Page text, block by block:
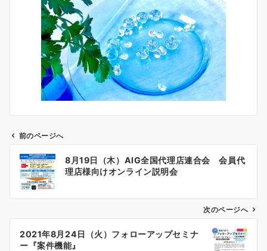
前のページへ
8月19日（木）AIG全国代理店連合会 会員代
理店様向けオンライン説明会
次のページへ
2021年8月24日（火）フォローアップセミナ
ー『案件機能』